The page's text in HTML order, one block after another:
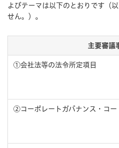
よびテーマは以下のとおりです（
せん。）。
主要審議
①会社法等の法令所定項⽬
②コーポレートガバナンス・コー